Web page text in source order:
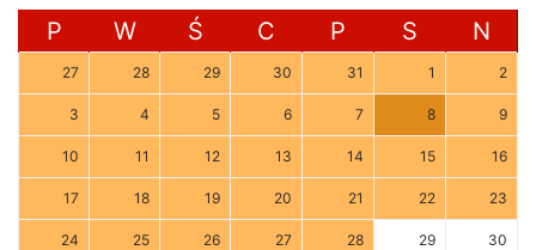
P W Ś C P S N
27 28 29 30 31 1 2
3 4 5 6 7 8 9
10 11 12 13 14 15 16
17 18 19 20 21 22 23
24 25 26 27 28 29 30